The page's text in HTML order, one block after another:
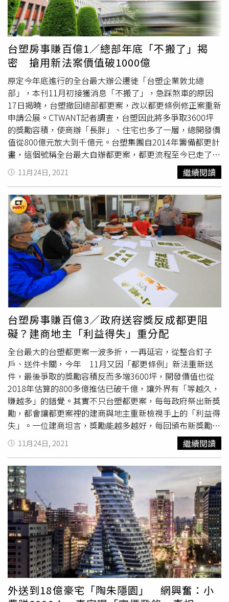
舉從上季的殿軍竄升為本季之冠；邁阿密、首爾、上海、莫
斯科、多倫多、舊金山共計六個城市殺進20％大關。瑞普萊
坊市場研究總監黃舒衛表示，台北市僅差臨門一腳，漲幅仍
守在1字頭，但已從上季的第十名超車到全球第七，可見央
行持續追加的豪宅限貸令效果並未顯著反映在市場，然而價
格仍未超越2013年Q2的歷史高點。回顧過去一年因為旅遊
禁令，各國豪宅都以在地買盤為主，但鑑於各國緊縮貨幣政
策，將會使得未來的豪宅買方將限縮為現金購置者，萊坊預
期2022年豪宅價、量漲勢將會趨緩。
台塑房事賺百億1／總部年底「不搬了」揭
密 搶用新法案價值破1000億
原定今年底進行的全台最大辦公遷徙「台塑企業敦北總
部」，本刊11月初接獲消息「不搬了」，急踩煞車的原因
17日揭曉，台塑撤回總部都更案，改以都更條例修正案重新
申請公展。CTWANT記者調查，台塑因此將多爭取3600坪
的獎勵容積，使商辦「長胖」、住宅也多了一層，總開發價
值從800億元放大到千億元。台塑集團自2014年籌備都更計
畫，這個號稱全台最大自辦都更案，都更流程至今已走了7
年，好不容易今年1月初將邁入最後為期2年的實質審查階
段，但上月15日台塑突然向台北市府申請展延，隨即17日
對外公告改採都更條例最新修正案申請都更。這次，全因今
年5月立法院三讀通過修正「都市更新條例」，實施容積管
制前的中高樓層以上建築物，放寬得以原建築容積1.2倍核
計獎勵上限。此一消息拍板，激勵不少都更籌備者，台塑都
更案內部人士撥了撥算盤，發現改用新法馬上能為都更案提
高資產價值，還能填補近年不斷增長超出預期的營造成本，
於是著手向地主展開遊說。根據之前規劃，台塑都更案擬興
建前段2棟地上22樓、地下5樓商辦大樓；後段則為1棟地上
22樓、地下3樓的住宅大樓。本刊獲得最新訊息，因應新條
例調整爭取的3600坪容積獎勵，台塑都更案總坪數從5.4萬
坪提高至5.8萬坪，除讓商辦空間微幅「長胖」，後棟的住
宅大樓地下室也從3層變4層。台塑都更案擬興建前段2棟地
上22樓、地下5樓商辦大樓；後段則為1棟地上22樓、地下4
樓的住宅大樓。（圖／翻攝台塑建設官網）台塑於2018年
剛買下內湖商辦作為臨時總部時，規劃2020年要拆除台塑
大樓，而當時估計都更新大樓的開發成本為120億元，經估
算未來開發價值約800億元；時至今日，台塑預估在原物料
上漲、空間增加情況下，未來營建成本將來到160~180億
元，甚至突破200億元水準，不過造價漲，房價也跟著看
漲，未來開發價值已突破千億。根據瑞普萊坊市場研究部總
監黃舒衛試算，「若是以目前頂級商辦每坪造價30萬，及每
坪150~180萬行情計算，多出來的3600坪容積，營造成本
增加約10億，但單看舊法轉新法，容積增加、區域預售價又
站上200萬，以市場銷售面積來算，立馬就多了百億價
值。」一名台塑員工表示，「台塑大樓沒有結構安全上的問
題，本來就不急著搬，既然有新的修正法案能爭取更多容積
率、蓋的空間更大，當然選擇有利的條件進行。」台塑總部
大樓1980年由台塑集團已逝創辦人「經營之神」王永慶興
建，2014年以辦公空間使用率低、開放性差為由盼能都
更，雖然產權相對單純，但都更過程卻是一波三折。首先是
碰上，自家人王家第二代的周俊雄（王永慶外甥）憂慮，搬
離「起家厝」會壞了風水，遲遲不肯蓋章同意，後來又碰上
北市府對企業自辦都更的審議態度趨嚴。如今又看上「都市
更新條例」修正新案祭出的容積獎勵，都更再度延宕，根據
11月24日, 2021 繼續閱讀
台塑房事賺百億3／政府送容獎反成都更阻
礙？建商地主「利益得失」重分配
全台最大的台塑都更案一波多折，一再延宕，從整合釘子
戶、送件卡關，今年 11月又因「都更條例」新法重新送
件，最後爭取的獎勵容積反而多增3600坪，開發價值也從
2018年估算的800多億推估已破千億，讓外界有「等越久，
賺越多」的錯覺。其實不只台塑都更案，每每政府祭出新獎
勵，都會讓都更案裡的建商與地主重新檢視手上的「利益得
失」。一位建商坦言，獎勵能越多越好，每回頒布新獎勵，
如果差很多，當然會重新申請，不然成本一直漲，只有地主
享受房價的漲幅，又不用負擔成本。「都更條例」2019年
大翻修，為解決整合實務困境，特別強調獎勵的明確化，除
了訂定各種建築容積獎勵的計算方式及申請條件外，還新增
完整街廓或土地面積達一定規模、結構堪慮建築、智慧建
築、無障礙環境設計、耐震設計等獎勵項目。然而今年5月
再度放寬，實施容積管制前的中高樓層以上建築得以原建築
容積1.2倍，危險建築得以原建築容積1.3倍。根據台北市都
更處統計，民間提出更改都更計畫申請重公展的12案中，有
11件是受到2019年「都市更新條例」修法中央祭出容積獎
勵誘因後重新變更計畫，目前僅台塑都更案是依今年5月
「都市更新條例」修法再加碼容獎而重新再遞件申請。台北
市都更處主秘謝明同表示，容積獎勵增加，相對與地主的協
議與分配條件也會跟著改變，需要一段時間再協商，通常需
11月24日, 2021 繼續閱讀
外送到18億豪宅「陶朱隱園」 網興奮：小